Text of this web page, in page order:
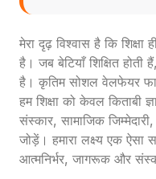
मेरा दृढ़ विश्वास है कि
है। जब बेटियाँ शिक्षित होती
है। कृतिम सोशल वेलफेयर
हम शिक्षा को केवल किताबी
संस्कार, सामाजिक
जोड़ें। हमारा लक्ष्य एक ऐसा
आत्मनिर्भर, जागरूक और